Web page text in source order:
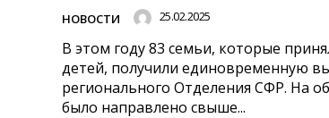
НОВОСТИ 25.02.2025
В этом году 83 семьи, которые
детей, получили единовременную
регионального Отделения СФР. На
было направлено свыше...